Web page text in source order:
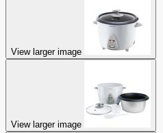
View larger image
View larger image